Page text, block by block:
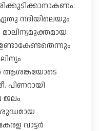
ഏതു നദിയിലെയും
പിണറായി
ജലം
വാട്ടർ